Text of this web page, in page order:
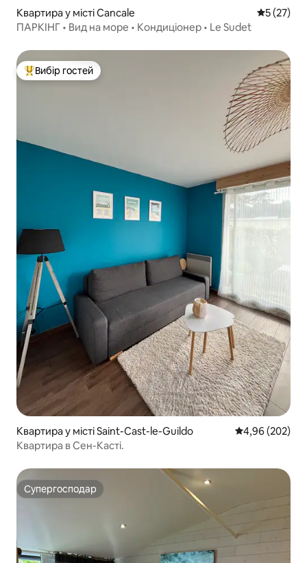
Квартира у місті Cancale Середня
5 (27)
ПАРКІНГ • Вид на море • Кондиціонер • Le Sudet
Топ вибір гостей
Вибір гостей
Квартира у місті Saint-Cast-le-Guildo Середня
4,96 (202)
Квартира в Сен-Касті.
Супергосподар
Супергосподар